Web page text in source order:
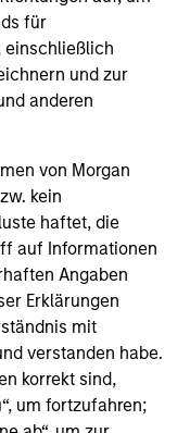
für
einschließlich
und zur
anderen
von Morgan
kein
haftet, die
auf Informationen
Angaben
Erklärungen
mit
verstanden habe.
korrekt sind,
um fortzufahren;